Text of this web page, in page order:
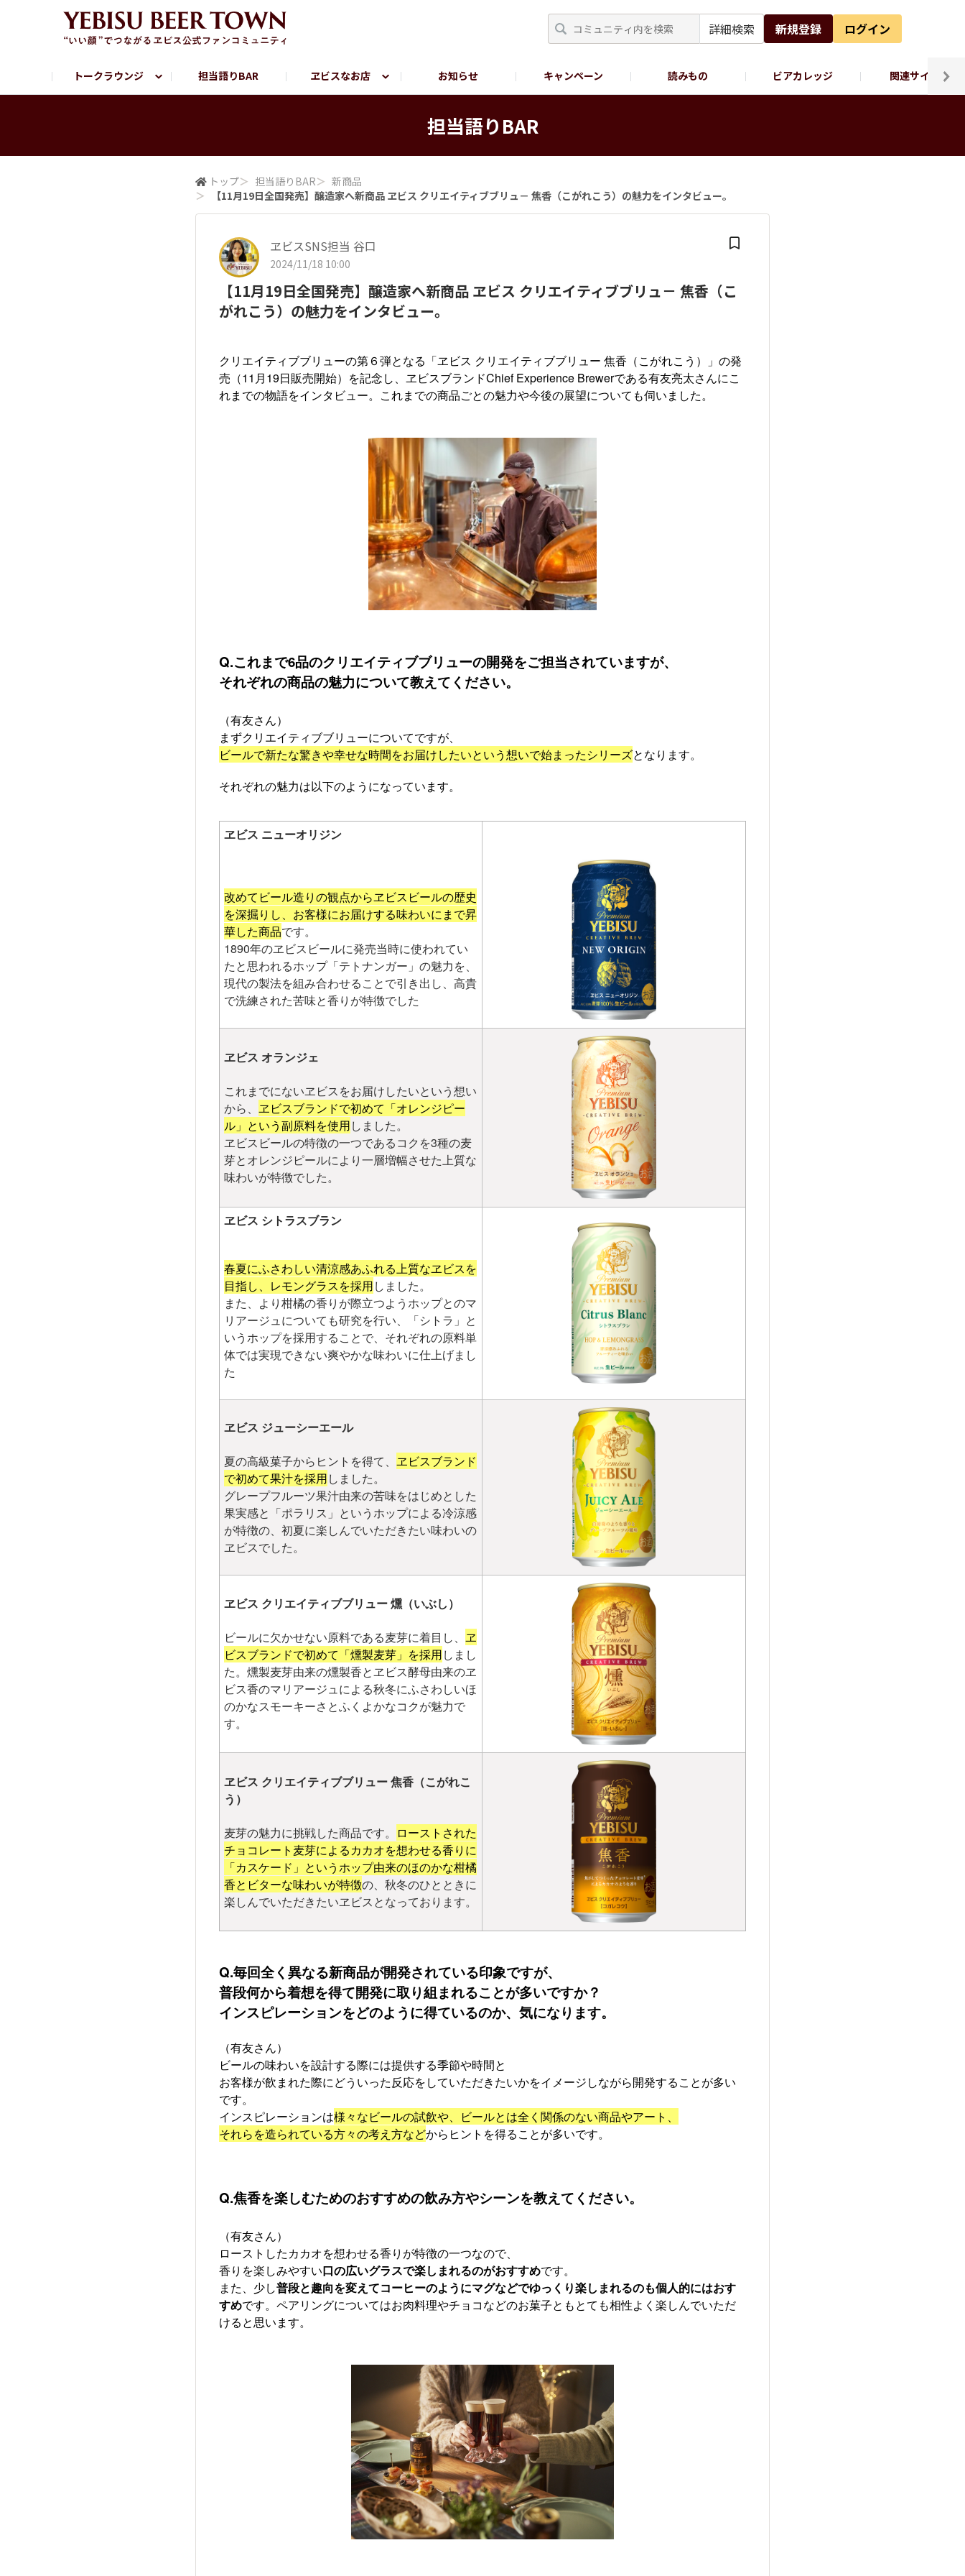
詳細検索 新規登録 ログイン
トークラウンジ 担当語りBAR ヱビスなお店 お知らせ キャンペーン 読みもの ビアカレッジ 関連サイト
サッポロビール公式Instagram
担当語りBAR
トップ＞ 担当語りBAR＞ 新商品
＞
【11月19日全国発売】醸造家へ新商品 ヱビス クリエイティブブリュ－ 焦香（こがれこう）の魅力をインタビュー。
ヱビスSNS担当 谷口
2024/11/18 10:00
【11月19日全国発売】醸造家へ新商品 ヱビス クリエイティブブリュ－ 焦香（こ
がれこう）の魅力をインタビュー。
クリエイティブブリューの第６弾となる「ヱビス クリエイティブブリュー 焦香（こがれこう）」の発
売（11月19日販売開始）を記念し、ヱビスブランドChief Experience Brewerである有友亮太さんにこ
れまでの物語をインタビュー。これまでの商品ごとの魅力や今後の展望についても伺いました。
Q.これまで6品のクリエイティブブリューの開発をご担当されていますが、
それぞれの商品の魅力について教えてください。
（有友さん）
まずクリエイティブブリューについてですが、
ビールで新たな驚きや幸せな時間をお届けしたいという想いで始まったシリーズとなります。
それぞれの魅力は以下のようになっています。
ヱビス ニューオリジン
改めてビール造りの観点からヱビスビールの歴史
を深掘りし、お客様にお届けする味わいにまで昇
華した商品です。
1890年のヱビスビールに発売当時に使われてい
たと思われるホップ「テトナンガー」の魅力を、
現代の製法を組み合わせることで引き出し、高貴
で洗練された苦味と香りが特徴でした
ヱビス オランジェ
これまでにないヱビスをお届けしたいという想い
から、 ヱビスブランドで初めて「オレンジピー
ル」という副原料を使用しました。
ヱビスビールの特徴の一つであるコクを3種の麦
芽とオレンジピールにより一層増幅させた上質な
味わいが特徴でした。
ヱビス シトラスブラン
春夏にふさわしい清涼感あふれる上質なヱビスを
目指し、レモングラスを採用しました。
また、より柑橘の香りが際立つようホップとのマ
リアージュについても研究を行い、「シトラ」と
いうホップを採用することで、それぞれの原料単
体では実現できない爽やかな味わいに仕上げまし
た
ヱビス ジューシーエール
夏の高級菓子からヒントを得て、 ヱビスブランド
で初めて果汁を採用しました。
グレープフルーツ果汁由来の苦味をはじめとした
果実感と「ポラリス」というホップによる冷涼感
が特徴の、初夏に楽しんでいただきたい味わいの
ヱビスでした。
ヱビス クリエイティブブリュー 燻（いぶし）
ビールに欠かせない原料である麦芽に着目し、 ヱ
ビスブランドで初めて「燻製麦芽」を採用しまし
た。燻製麦芽由来の燻製香とヱビス酵母由来のヱ
ビス香のマリアージュによる秋冬にふさわしいほ
のかなスモーキーさとふくよかなコクが魅力で
す。
ヱビス クリエイティブブリュー 焦香（こがれこ
う）
麦芽の魅力に挑戦した商品です。
ローストされた
チョコレート麦芽によるカカオを想わせる香りに
「カスケード」というホップ由来のほのかな柑橘
香とビターな味わいが特徴の、秋冬のひとときに
楽しんでいただきたいヱビスとなっております。
Q.毎回全く異なる新商品が開発されている印象ですが、
普段何から着想を得て開発に取り組まれることが多いですか？
インスピレーションをどのように得ているのか、気になります。
（有友さん）
ビールの味わいを設計する際には提供する季節や時間と
お客様が飲まれた際にどういった反応をしていただきたいかをイメージしながら開発することが多い
です。
インスピレーションは様々なビールの試飲や、ビールとは全く関係のない商品やアート、
それらを造られている方々の考え方などからヒントを得ることが多いです。
Q.焦香を楽しむためのおすすめの飲み方やシーンを教えてください。
（有友さん）
ローストしたカカオを想わせる香りが特徴の一つなので、
香りを楽しみやすい口の広いグラスで楽しまれるのがおすすめです。
また、少し普段と趣向を変えてコーヒーのようにマグなどでゆっくり楽しまれるのも個人的にはおす
すめです。ペアリングについてはお肉料理やチョコなどのお菓子ともとても相性よく楽しんでいただ
けると思います。